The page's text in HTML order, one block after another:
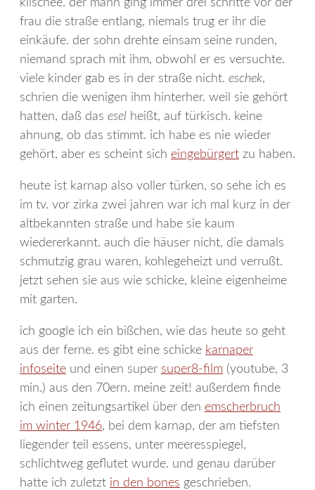
frau die straße entlang, niemals trug er ihr die
einkäufe. der sohn drehte einsam seine runden,
niemand sprach mit ihm, obwohl er es versuchte.
viele kinder gab es in der straße nicht. eschek,
schrien die wenigen ihm hinterher. weil sie gehört
hatten, daß das esel heißt, auf türkisch. keine
ahnung, ob das stimmt. ich habe es nie wieder
gehört, aber es scheint sich eingebürgert zu haben.
heute ist karnap also voller türken, so sehe ich es
im tv. vor zirka zwei jahren war ich mal kurz in der
altbekannten straße und habe sie kaum
wiedererkannt. auch die häuser nicht, die damals
schmutzig grau waren, kohlegeheizt und verrußt.
jetzt sehen sie aus wie schicke, kleine eigenheime
mit garten.
ich google ich ein bißchen, wie das heute so geht
aus der ferne. es gibt eine schicke karnaper
infoseite und einen super super8-film (youtube, 3
min.) aus den 70ern. meine zeit! außerdem finde
ich einen zeitungsartikel über den emscherbruch
im winter 1946, bei dem karnap, der am tiefsten
liegender teil essens, unter meeresspiegel,
schlichtweg geflutet wurde. und genau darüber
hatte ich zuletzt in den bones geschrieben.